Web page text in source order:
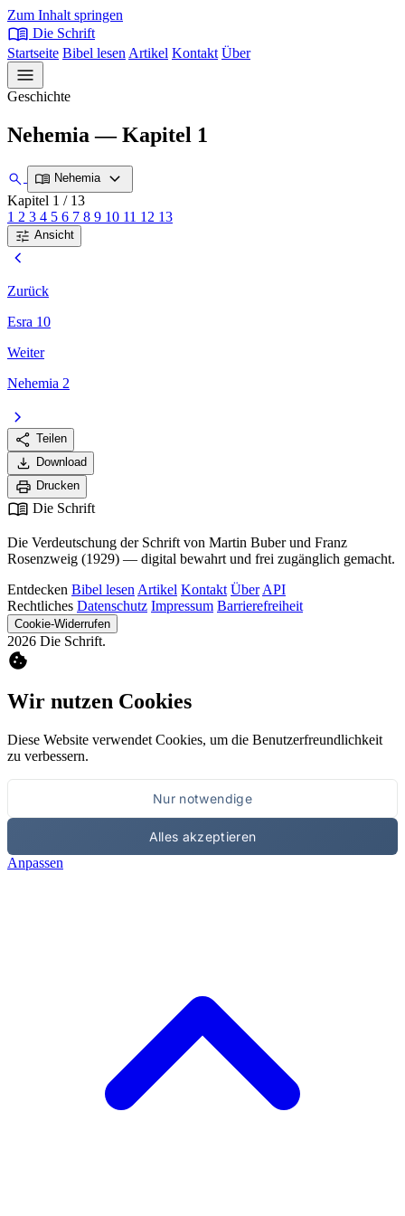
Zum Inhalt springen
menu_book Die Schrift
Startseite Bibel lesen Artikel Kontakt Über
menu
Geschichte
Nehemia — Kapitel 1
search menu_book Nehemia expand_more
Kapitel 1 / 13
1 2 3 4 5 6 7 8 9 10 11 12 13
tune Ansicht
chevron_left
Zurück
Esra 10
Weiter
Nehemia 2
chevron_right
share Teilen
download Download
print Drucken
menu_book Die Schrift
Die Verdeutschung der Schrift von Martin Buber und Franz
Rosenzweig (1929) — digital bewahrt und frei zugänglich gemacht.
Entdecken Bibel lesen Artikel Kontakt Über API
Rechtliches Datenschutz Impressum Barrierefreiheit
Cookie-Widerrufen
2026 Die Schrift.
cookie
Wir nutzen Cookies
Diese Website verwendet Cookies, um die Benutzerfreundlichkeit
zu verbessern.
Nur notwendige
Alles akzeptieren
Anpassen